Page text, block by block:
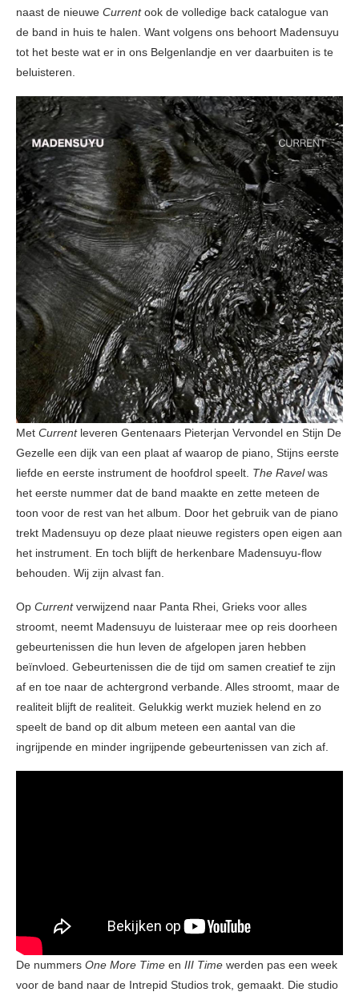
naast de nieuwe Currentook de volledige back catalogue van
de band in huis te halen. Want volgens ons behoort Madensuyu
tot het beste wat er in ons Belgenlandje en ver daarbuiten is te
beluisteren.
Met Currentleveren Gentenaars Pieterjan Vervondel en Stijn De
Gezelle een dijk van een plaat af waarop de piano, Stijns eerste
liefde en eerste instrument de hoofdrol speelt. The Ravelwas
het eerste nummer dat de band maakte en zette meteen de
toon voor de rest van het album. Door het gebruik van de piano
trekt Madensuyu op deze plaat nieuwe registers open eigen aan
het instrument. En toch blijft de herkenbare Madensuyu-flow
behouden. Wij zijn alvast fan.
Op Currentverwijzend naar Panta Rhei, Grieks voor alles
stroomt, neemt Madensuyu de luisteraar mee op reis doorheen
gebeurtenissen die hun leven de afgelopen jaren hebben
beïnvloed. Gebeurtenissen die de tijd om samen creatief te zijn
af en toe naar de achtergrond verbande. Alles stroomt, maar de
realiteit blijft de realiteit. Gelukkig werkt muziek helend en zo
speelt de band op dit album meteen een aantal van die
ingrijpende en minder ingrijpende gebeurtenissen van zich af.
De nummers One More Time en III Time werden pas een week
voor de band naar de Intrepid Studios trok, gemaakt. Die studio